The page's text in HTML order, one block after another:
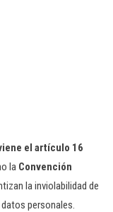
el artículo 16
la Convención
la inviolabilidad de
personales.